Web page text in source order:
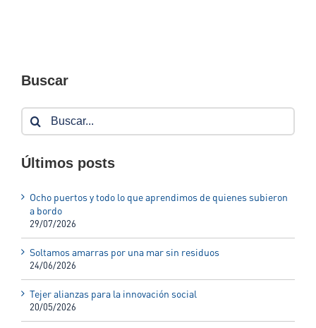
Buscar
Buscar:
Últimos posts
Ocho puertos y todo lo que aprendimos de quienes subieron
a bordo
29/07/2026
Soltamos amarras por una mar sin residuos
24/06/2026
Tejer alianzas para la innovación social
20/05/2026